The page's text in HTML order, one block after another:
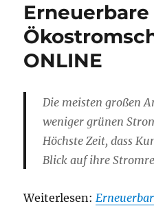
ONLINE
Die meisten großen
weniger grünen
Höchste Zeit, dass
Blick auf ihre
Weiterlesen: